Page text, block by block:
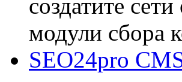
создатите
модули сбора
SEO24pro